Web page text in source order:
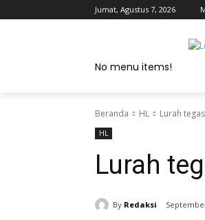
Jumat, Agustus 7, 2026
No menu items!
Beranda HL Lurah
HL
Lurah
By Redaksi